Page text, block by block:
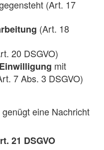
(Art. 17
(Art. 18
20 DSGVO)
mit
7 Abs. 3 DSGVO)
eine Nachricht
21 DSGVO